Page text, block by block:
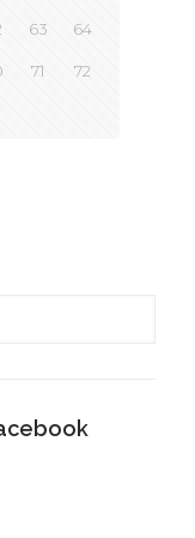
63 64
71 72